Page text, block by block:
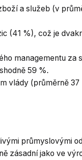
a služeb (v
(41 %), což je
managementu za
59 %.
vlády (průměrně
průmyslovými
zásadní jako ve